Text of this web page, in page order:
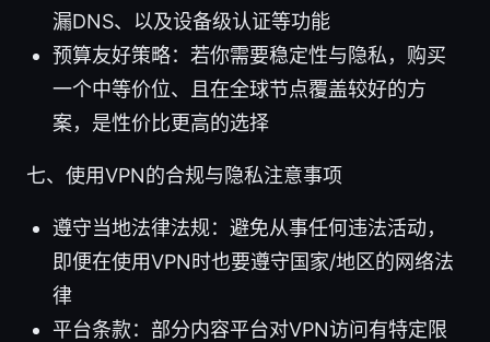
漏DNS、以及设备级认证等功能
预算友好策略：若你需要稳定性与隐私，购买
一个中等价位、且在全球节点覆盖较好的方
案，是性价比更高的选择
七、使用VPN的合规与隐私注意事项
遵守当地法律法规：避免从事任何违法活动，
即便在使用VPN时也要遵守国家/地区的网络法
律
平台条款：部分内容平台对VPN访问有特定限